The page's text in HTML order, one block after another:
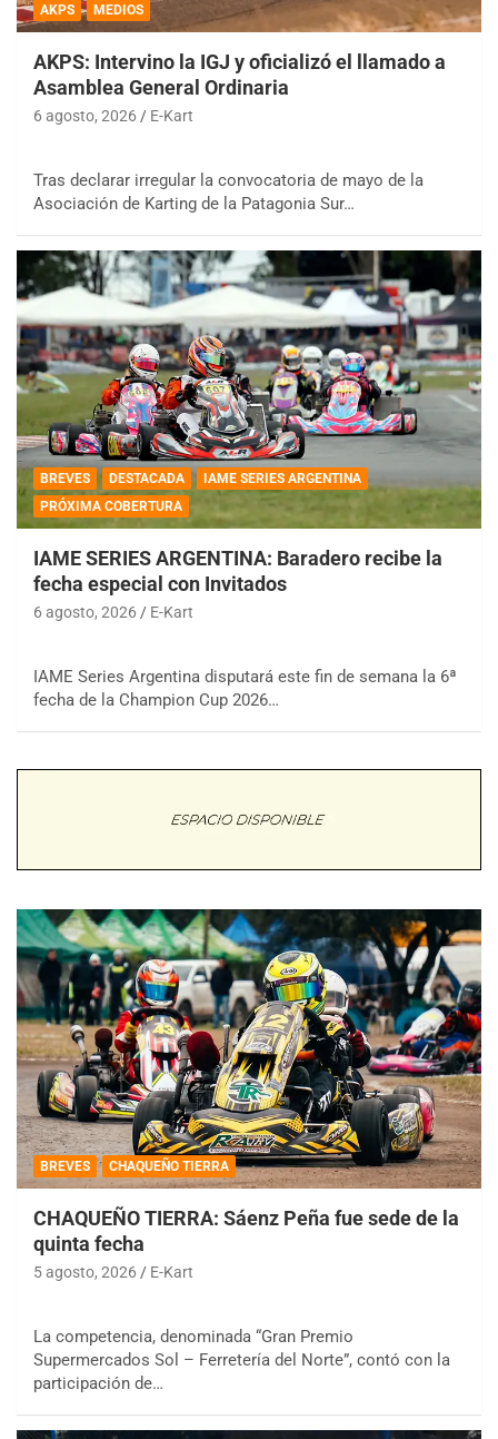
AKPS MEDIOS
AKPS: Intervino la IGJ y oficializó el llamado a
Asamblea General Ordinaria
6 agosto, 2026 E-Kart
Tras declarar irregular la convocatoria de mayo de la
Asociación de Karting de la Patagonia Sur…
BREVES DESTACADA
IAME SERIES ARGENTINA
PRÓXIMA COBERTURA
IAME SERIES ARGENTINA: Baradero recibe la
fecha especial con Invitados
6 agosto, 2026 E-Kart
IAME Series Argentina disputará este fin de semana la 6ª
fecha de la Champion Cup 2026…
BREVES CHAQUEÑO TIERRA
CHAQUEÑO TIERRA: Sáenz Peña fue sede de la
quinta fecha
5 agosto, 2026 E-Kart
La competencia, denominada “Gran Premio
Supermercados Sol – Ferretería del Norte”, contó con la
participación de…